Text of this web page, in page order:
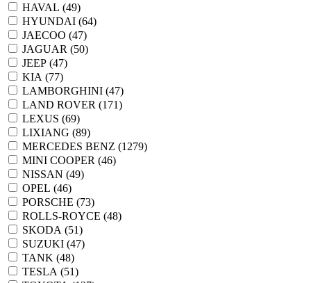
HAVAL (49)
HYUNDAI (64)
JAECOO (47)
JAGUAR (50)
JEEP (47)
KIA (77)
LAMBORGHINI (47)
LAND ROVER (171)
LEXUS (69)
LIXIANG (89)
MERCEDES BENZ (1279)
MINI COOPER (46)
NISSAN (49)
OPEL (46)
PORSCHE (73)
ROLLS-ROYCE (48)
SKODA (51)
SUZUKI (47)
TANK (48)
TESLA (51)